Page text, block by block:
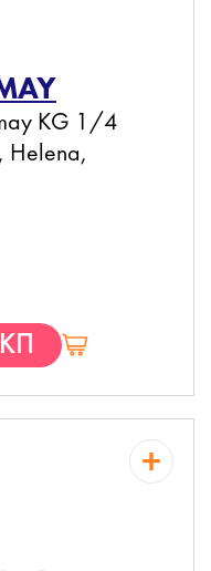
KG 1/4
Helena,